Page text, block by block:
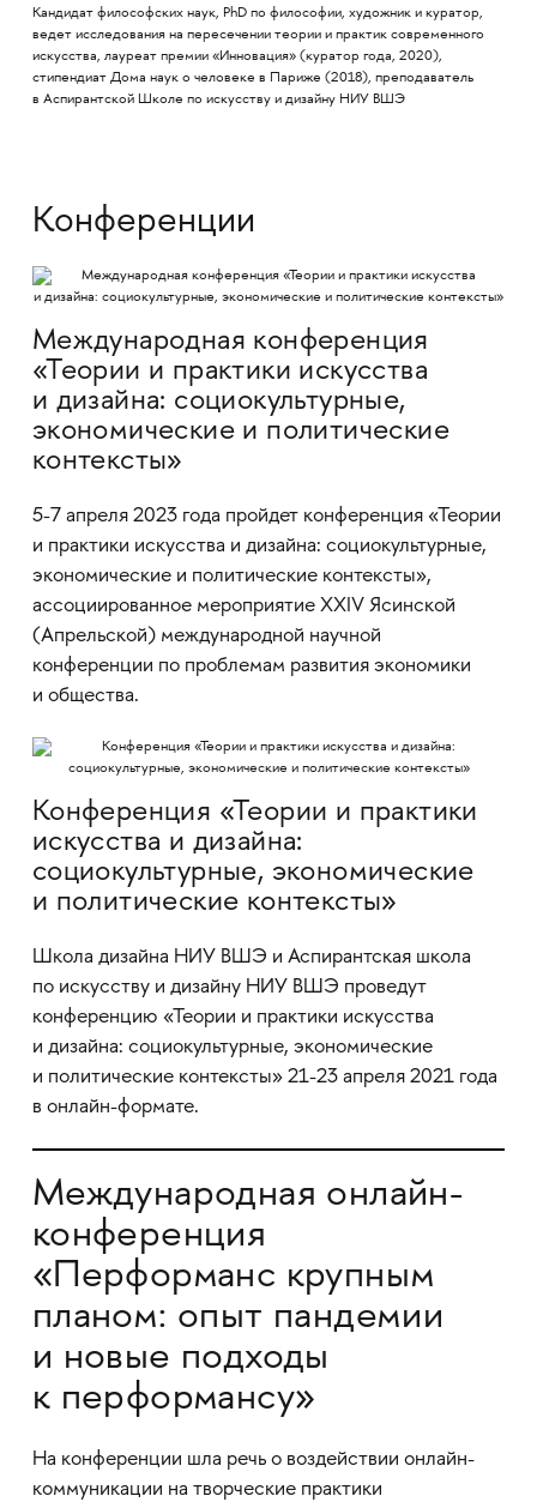
Кандидат философских наук, PhD по философии, художник и куратор,
ведет исследования на пересечении теории и практик современного
искусства, лауреат премии «Инновация» (куратор года, 2020),
стипендиат Дома наук о человеке в Париже (2018), преподаватель
в Аспирантской Школе по искусству и дизайну НИУ ВШЭ
Конференции
Международная конференция
«Теории и практики искусства
и дизайна: социокультурные,
экономические и политические
контексты»
5-7 апреля 2023 года пройдет конференция «Теории
и практики искусства и дизайна: социокультурные,
экономические и политические контексты»,
ассоциированное мероприятие XXIV Ясинской
(Апрельской) международной научной
конференции по проблемам развития экономики
и общества.
Конференция «Теории и практики
искусства и дизайна:
социокультурные, экономические
и политические контексты»
Школа дизайна НИУ ВШЭ и Аспирантская школа
по искусству и дизайну НИУ ВШЭ проведут
конференцию «Теории и практики искусства
и дизайна: социокультурные, экономические
и политические контексты» 21-23 апреля 2021 года
в онлайн-формате.
Международная онлайн-
конференция
«Перформанс крупным
планом: опыт пандемии
и новые подходы
к перформансу»
На конференции шла речь о воздействии онлайн-
коммуникации на творческие практики